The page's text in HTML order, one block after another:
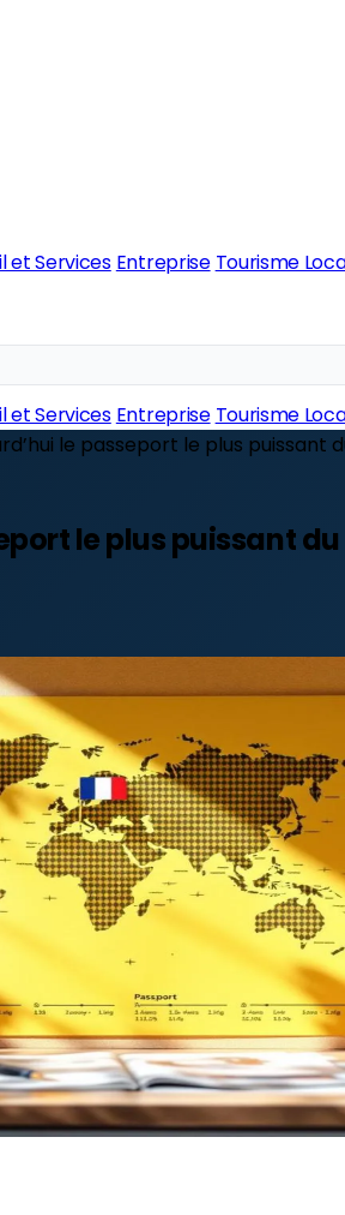
et Services Entreprise Tourisme
et Services Entreprise Tourisme
le passeport le plus puissant
le plus puissant